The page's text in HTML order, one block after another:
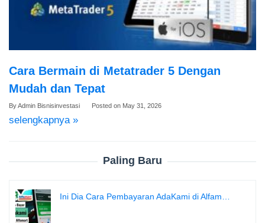
Cara Bermain di Metatrader 5 Dengan
Mudah dan Tepat
ByAdmin Bisnisinvestasi Posted on May 31, 2026
selengkapnya »
Paling Baru
Ini Dia Cara Pembayaran AdaKami di Alfam…